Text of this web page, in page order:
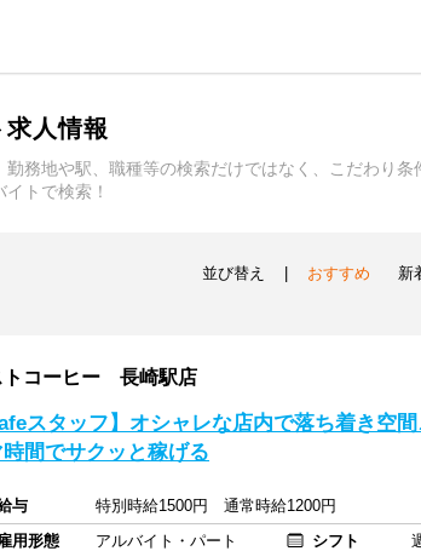
人情報
務地や駅、職種等の検索だけではなく、こだわり条
トで検索！
並び替え おすすめ 新
トコーヒー 長崎駅店
スタッフ】オシャレな店内で落ち着き空
時間でサクッと稼げる
与
特別時給1500円 通常時給1200円
用形態
アルバイト・パート シフト